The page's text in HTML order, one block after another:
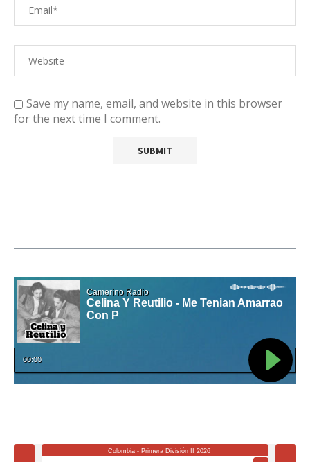
Save my name, email, and website in this browser
for the next time I comment.